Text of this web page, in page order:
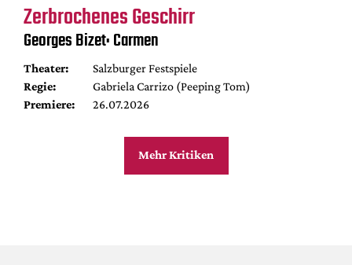
Zerbrochenes Geschirr
Georges Bizet: Carmen
Theater:
Salzburger Festspiele
Regie:
Gabriela Carrizo (Peeping Tom)
Premiere:
26.07.2026
Mehr Kritiken